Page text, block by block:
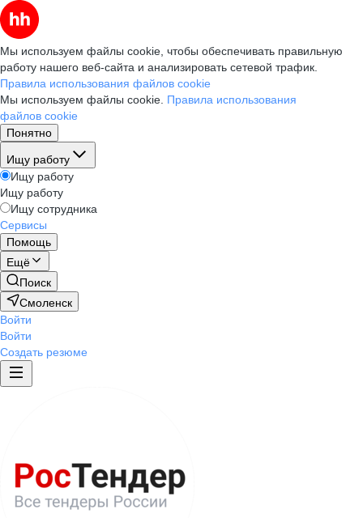
Мы используем файлы cookie, чтобы обеспечивать правильную
работу нашего веб-сайта и анализировать сетевой трафик.
Правила использования файлов cookie
Мы используем файлы cookie. Правила использования
файлов cookie
Понятно
Ищу работу
Ищу работу
Ищу работу
Ищу сотрудника
Сервисы
Помощь
Ещё
Поиск
Смоленск
Войти
Войти
Создать резюме